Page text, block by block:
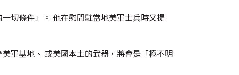
切條件」。 他在慰問駐當地美軍士兵時又提
軍基地、 或美國本土的武器，將會是「極不明